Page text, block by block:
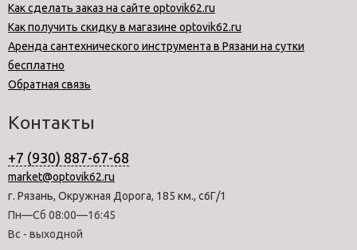
Как сделать заказ на сайте optovik62.ru
Как получить скидку в магазине optovik62.ru
Аренда сантехнического инструмента в Рязани на сутки
бесплатно
Обратная связь
Контакты
+7 (930) 887-67-68
market@optovik62.ru
г. Рязань, Окружная Дорога, 185 км., с6Г/1
Пн—Сб 08:00—16:45
Вс - выходной